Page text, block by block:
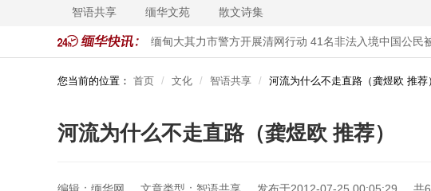
智语共享 缅华文苑 散文诗集
及各省邦分局受理 缅甸大其力市警方开展清网行动 41名非法入境中国公民被
您当前的位置： 首页 文化 智语共享 河流为什么不走直路（龚煜欧 推荐
河流为什么不走直路（龚煜欧 推荐）